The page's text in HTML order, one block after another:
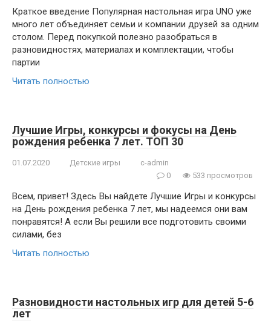
Краткое введение Популярная настольная игра UNO уже
много лет объединяет семьи и компании друзей за одним
столом. Перед покупкой полезно разобраться в
разновидностях, материалах и комплектации, чтобы
партии
Читать полностью
Лучшие Игры, конкурсы и фокусы на День
рождения ребенка 7 лет. ТОП 30
01.07.2020 Детские игры
c-admin
0
533 просмотров
Всем, привет! Здесь Вы найдете Лучшие Игры и конкурсы
на День рождения ребенка 7 лет, мы надеемся они вам
понравятся! А если Вы решили все подготовить своими
силами, без
Читать полностью
Разновидности настольных игр для детей 5-6
лет